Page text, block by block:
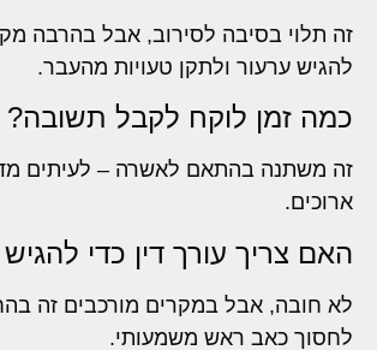
זה תלוי בסיבה לסירוב, אבל בהרבה
להגיש ערעור ולתקן טעויות מהעבר.
כמה זמן לוקח לקבל תשובה?
זה משתנה בהתאם לאשרה – לעיתים
ארוכים.
האם צריך עורך דין כדי
לא חובה, אבל במקרים מורכבים זה
לחסוך כאב ראש משמעותי.